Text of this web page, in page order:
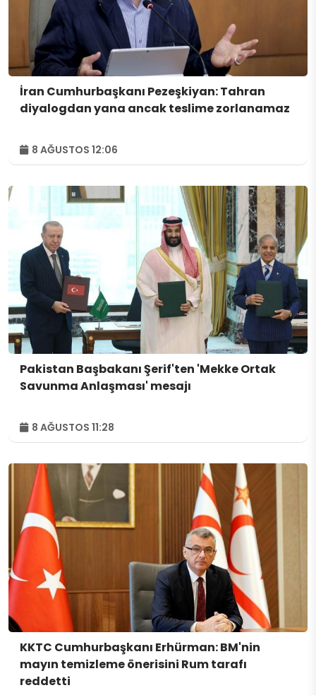
İran Cumhurbaşkanı Pezeşkiyan: Tahran
diyalogdan yana ancak teslime zorlanamaz
8 AĞUSTOS 12:06
Pakistan Başbakanı Şerif'ten 'Mekke Ortak
Savunma Anlaşması' mesajı
8 AĞUSTOS 11:28
KKTC Cumhurbaşkanı Erhürman: BM'nin
mayın temizleme önerisini Rum tarafı
reddetti